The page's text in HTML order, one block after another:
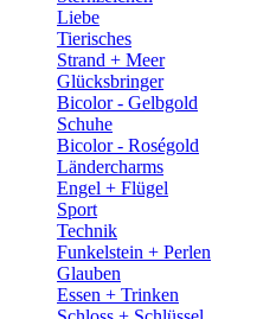
Liebe
Tierisches
Strand + Meer
Glücksbringer
Bicolor - Gelbgold
Schuhe
Bicolor - Roségold
Ländercharms
Engel + Flügel
Sport
Technik
Funkelstein + Perlen
Glauben
Essen + Trinken